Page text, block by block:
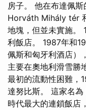
房子。 他在布達佩
Horváth Mihály tér
地塊，但並未實施。
利飯店。 1987年和
佩斯和匈牙利酒店）
主要在奧地利滑雪勝
最初的流動性困難，
達努比斯。 這家名
時代最大的連鎖飯店